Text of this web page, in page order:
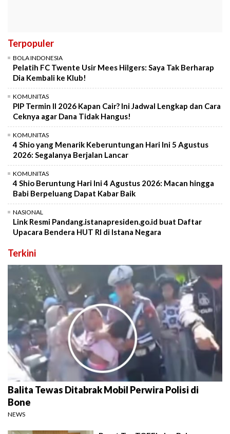
Terpopuler
BOLA INDONESIA
Pelatih FC Twente Usir Mees Hilgers: Saya Tak Berharap
Dia Kembali ke Klub!
KOMUNITAS
PIP Termin II 2026 Kapan Cair? Ini Jadwal Lengkap dan Cara
Ceknya agar Dana Tidak Hangus!
KOMUNITAS
4 Shio yang Menarik Keberuntungan Hari Ini 5 Agustus
2026: Segalanya Berjalan Lancar
KOMUNITAS
4 Shio Beruntung Hari Ini 4 Agustus 2026: Macan hingga
Babi Berpeluang Dapat Kabar Baik
NASIONAL
Link Resmi Pandang.istanapresiden.go.id buat Daftar
Upacara Bendera HUT RI di Istana Negara
Terkini
Balita Tewas Ditabrak Mobil Perwira Polisi di
Bone
NEWS